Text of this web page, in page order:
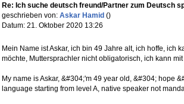
Re: Ich suche deutsch freund/Partner zum Deutsch
geschrieben von: Askar Hamid ()
Datum: 21. Oktober 2020 13:26
Mein Name ist Askar, ich bin 49 Jahre alt, ich hoffe, ich
möchte, Muttersprachler nicht obligatorisch, ich kann mit
My name is Askar, &#304;'m 49 year old, &#304; hope
language starting from level A, native speaker not